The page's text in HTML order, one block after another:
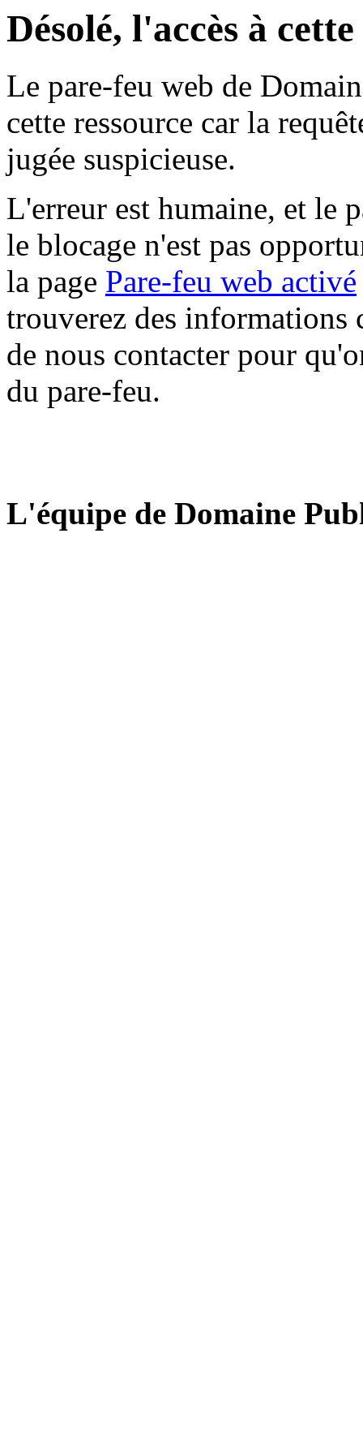
Désolé, l'accès à
Le pare-feu web de
cette ressource car la
jugée suspicieuse.
L'erreur est humaine, et le
le blocage n'est pas
la page Pare-feu web activé
trouverez des informations
de nous contacter pour
du pare-feu.
L'équipe de Domaine